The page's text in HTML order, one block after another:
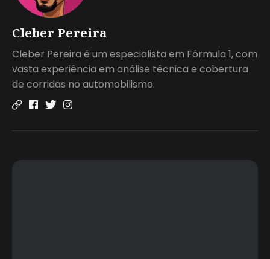
Cleber Pereira
Cleber Pereira é um especialista em Fórmula 1, com
vasta experiência em análise técnica e cobertura
de corridas no automobilismo.